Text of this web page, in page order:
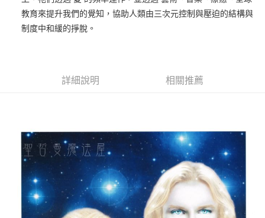
每筆NT$80，滿NT$3,000(含以上)免運費
郵局幫你送（離島）
教育來提升我們的覺知，協助人類由三次元控制與壓迫的結構與
制度中和緩的掙脫。
詳細說明 相關推薦